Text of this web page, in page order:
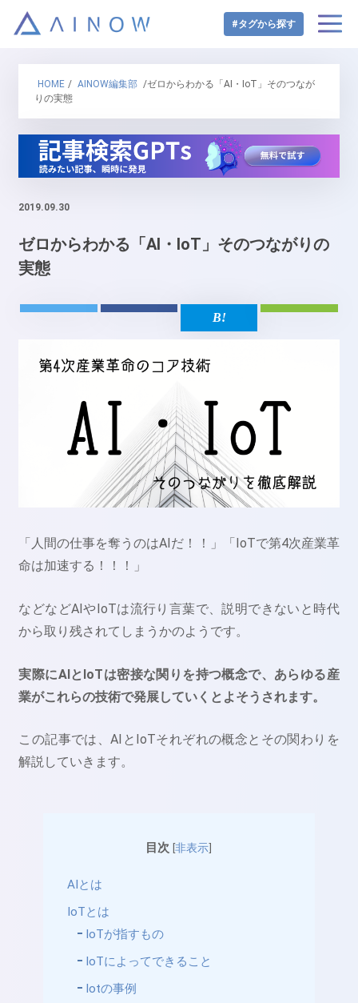
#タグから探す
HOME / AINOW編集部 /ゼロからわかる「AI・IoT」そのつなが
りの実態
2019.09.30
ゼロからわかる「AI・IoT」そのつながりの
実態
「人間の仕事を奪うのはAIだ！！」「IoTで第4次産業革
命は加速する！！！」
などなどAIやIoTは流行り言葉で、説明できないと時代
から取り残されてしまうかのようです。
実際にAIとIoTは密接な関りを持つ概念で、あらゆる産
業がこれらの技術で発展していくとよそうされます。
この記事では、AIとIoTそれぞれの概念とその関わりを
解説していきます。
目次 [非表示]
AIとは
IoTとは
IoTが指すもの
IoTによってできること
Iotの事例